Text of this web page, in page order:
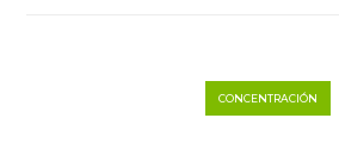
CONCENTRACIÓN